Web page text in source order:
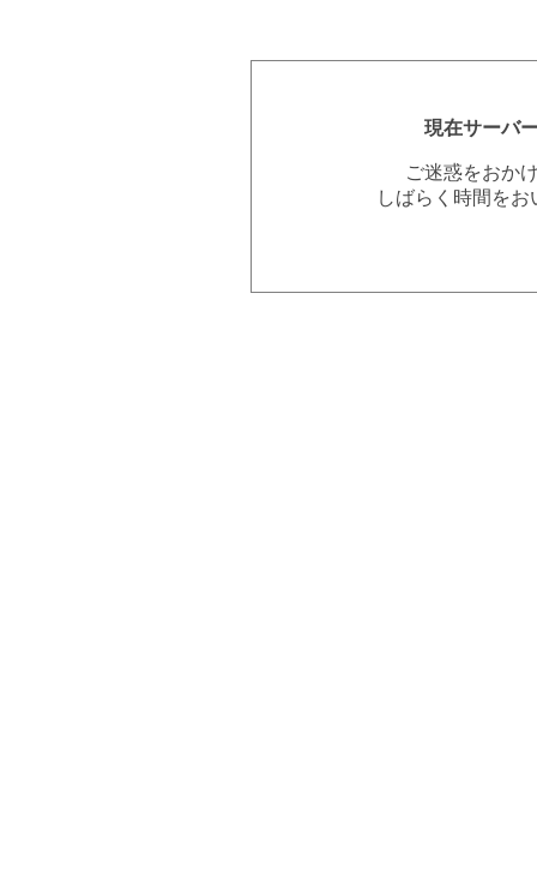
現在サーバ
ご迷惑をおか
しばらく時間を